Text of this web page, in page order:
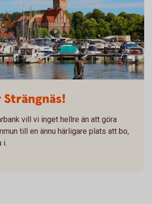
Strängnäs!
vill vi inget hellre än att göra
till en ännu härligare plats att bo,
i.